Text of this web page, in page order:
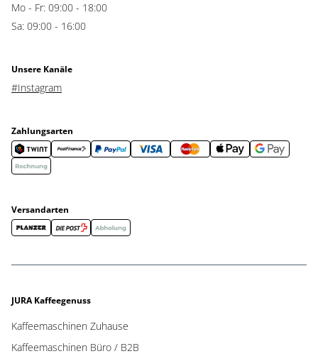
Mo - Fr: 09:00 - 18:00
Sa: 09:00 - 16:00
Unsere Kanäle
#Instagram
Zahlungsarten
Versandarten
JURA Kaffeegenuss
Kaffeemaschinen Zuhause
Kaffeemaschinen Büro / B2B